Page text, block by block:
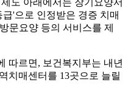
도 아래에서는 장기요양서
'으로 인정받은 경증 치매
문요양 등의 서비스를 제
따르면, 보건복지부는 내년
치매센터를 13곳으로 늘릴